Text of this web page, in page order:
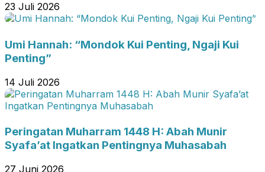
23 Juli 2026
Umi Hannah: “Mondok Kui Penting, Ngaji Kui
Penting”
14 Juli 2026
Peringatan Muharram 1448 H: Abah Munir
Syafa’at Ingatkan Pentingnya Muhasabah
27 Juni 2026